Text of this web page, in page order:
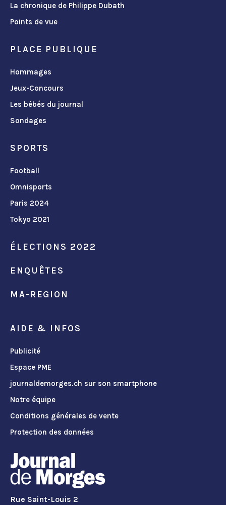
La chronique de Philippe Dubath
Points de vue
PLACE PUBLIQUE
Hommages
Jeux-Concours
Les bébés du journal
Sondages
SPORTS
Football
Omnisports
Paris 2024
Tokyo 2021
ÉLECTIONS 2022
ENQUÊTES
MA-REGION
AIDE & INFOS
Publicité
Espace PME
journaldemorges.ch sur son smartphone
Notre équipe
Conditions générales de vente
Protection des données
Rue Saint-Louis 2